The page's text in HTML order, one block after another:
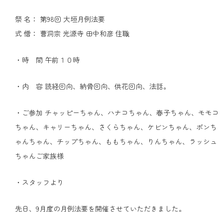
祭 名： 第98回 大垣月例法要
式 僧： 曹洞宗 光源寺 田中和彦 住職
・時 間 午前１０時
・内 容 読経回向、納骨回向、供花回向、法話。
・ご参加 チャッピーちゃん、ハナコちゃん、春子ちゃん、モモコ
ちゃん、キャリーちゃん、さくらちゃん、ケビンちゃん、ポンち
ゃんちゃん、チップちゃん、ももちゃん、りんちゃん、ラッシュ
ちゃんご家族様
・スタッフより
先日、9月度の月例法要を開催させていただきました。